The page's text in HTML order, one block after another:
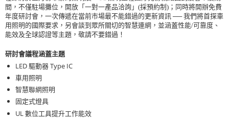
間，不僅駐場攤位，開放「一對一產品洽詢」(採預約制)；同時將開辦免費
年度研討會，一次傳遞在當前市場最不能錯過的更新資訊 ── 我們將首探車
用照明的國際要求，另會談到眾所關切的智慧連網，並涵蓋性能/可靠度、
能效及全球認證等主題，敬請不要錯過！
研討會議程涵蓋主題
LED 驅動器 Type IC
車用照明
智慧聯網照明
固定式燈具
UL 數位工具提升工作能效